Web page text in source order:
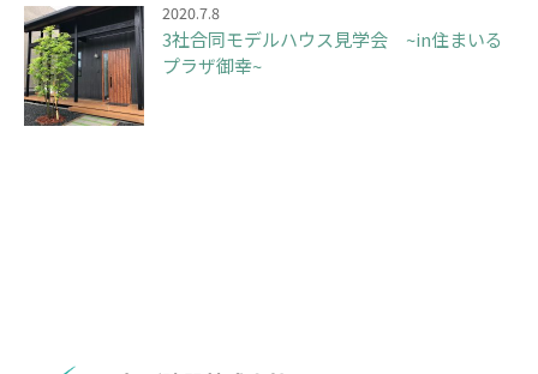
2020.7.8
3社合同モデルハウス見学会 ~in住まいる
プラザ御幸~